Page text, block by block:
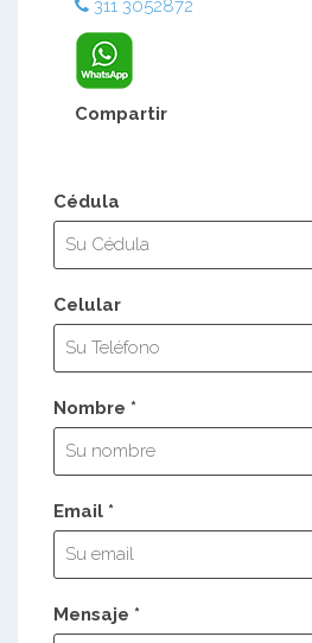
311 3052872
Compartir
Cédula
Celular
Nombre *
Email *
Mensaje *